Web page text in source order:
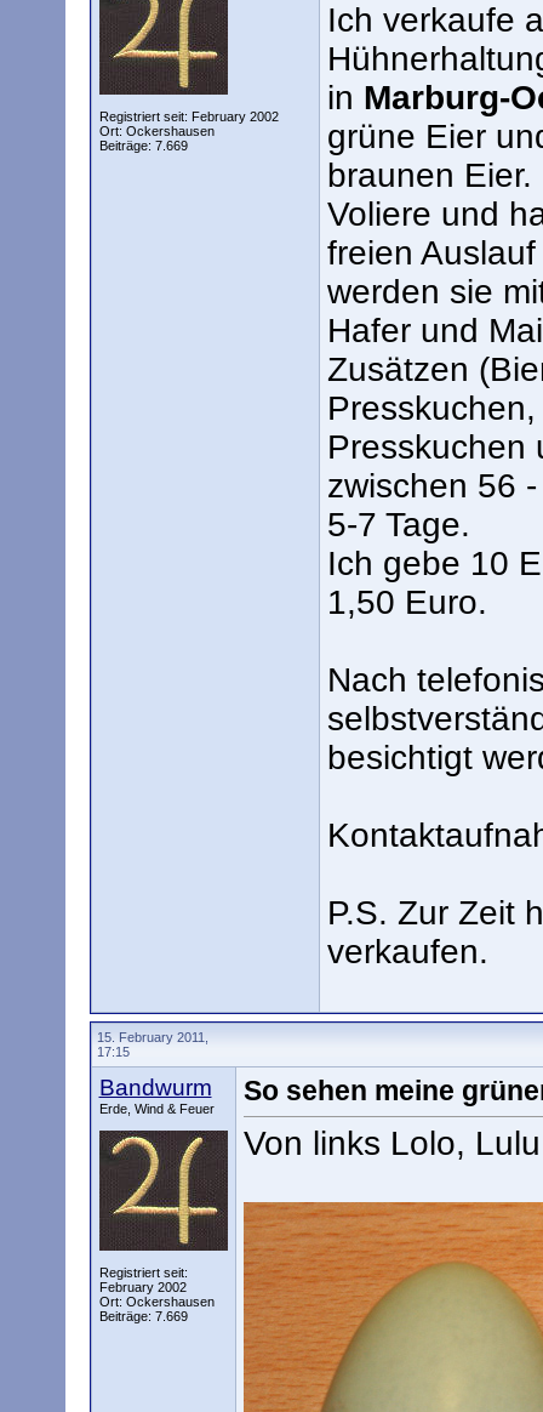
Registriert seit: February 2002
Ort: Ockershausen
Beiträge: 7.669
Ich verkaufe
in Marburg-
grüne Eier
braunen
Voliere und
freien
werden sie
Hafer und
Zusätzen
Presskuchen
zwischen 56
5-7 Tage.
Ich gebe 10
1,50 Euro.
Nach
besichtigt
P.S. Zur Zeit
verkaufen.
15. February 2011,
17:15
Bandwurm
Erde, Wind & Feuer
Registriert seit:
February 2002
Ort: Ockershausen
Beiträge: 7.669
So sehen meine
Von links Lolo,